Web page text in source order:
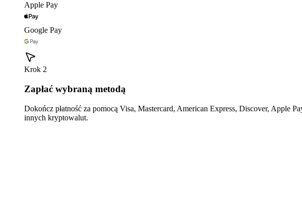
Apple Pay
Google Pay
Krok 2
Zapłać wybraną metodą
Dokończ płatność za pomocą Visa, Mastercard, American Express, Discover, Apple
innych kryptowalut.